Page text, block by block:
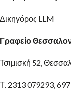
Δικηγόρος LLM
Γραφείο
Τσιμισκή 52,
Τ. 2313 079293,